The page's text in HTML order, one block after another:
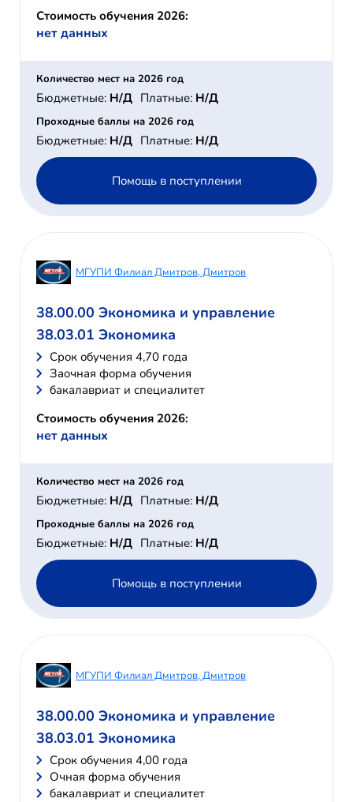
Стоимость обучения 2026:
нет данных
Количество мест на 2026 год
Бюджетные: Н/Д Платные: Н/Д
Проходные баллы на 2026 год
Бюджетные: Н/Д Платные: Н/Д
Помощь в поступлении
МГУПИ Филиал Дмитров, Дмитров
38.00.00 Экономика и управление
38.03.01 Экономика
Cрок обучения 4,70 года
Заочная форма обучения
бакалавриат и специалитет
Стоимость обучения 2026:
нет данных
Количество мест на 2026 год
Бюджетные: Н/Д Платные: Н/Д
Проходные баллы на 2026 год
Бюджетные: Н/Д Платные: Н/Д
Помощь в поступлении
МГУПИ Филиал Дмитров, Дмитров
38.00.00 Экономика и управление
38.03.01 Экономика
Cрок обучения 4,00 года
Очная форма обучения
бакалавриат и специалитет